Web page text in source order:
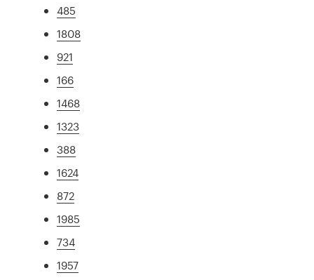
485
1808
921
166
1468
1323
388
1624
872
1985
734
1957